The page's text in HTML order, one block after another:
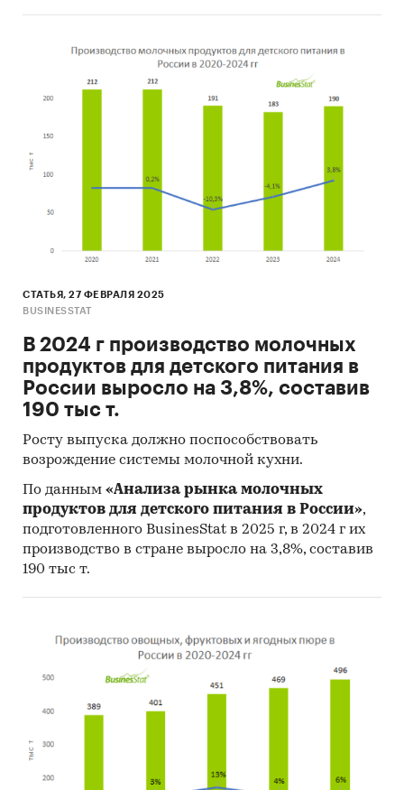
СТАТЬЯ, 27 ФЕВРАЛЯ 2025
BUSINESSTAT
В 2024 г производство молочных
продуктов для детского питания в
России выросло на 3,8%, составив
190 тыс т.
Росту выпуска должно поспособствовать
возрождение системы молочной кухни.
По данным «Анализа рынка молочных
продуктов для детского питания в России»,
подготовленного BusinesStat в 2025 г, в 2024 г их
производство в стране выросло на 3,8%, составив
190 тыс т.